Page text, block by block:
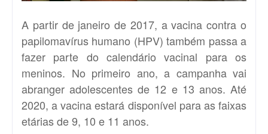
A partir de janeiro de 2017, a vacina contra o
papilomavírus humano (HPV) também passa a
fazer parte do calendário vacinal para os
meninos. No primeiro ano, a campanha vai
abranger adolescentes de 12 e 13 anos. Até
2020, a vacina estará disponível para as faixas
etárias de 9, 10 e 11 anos.